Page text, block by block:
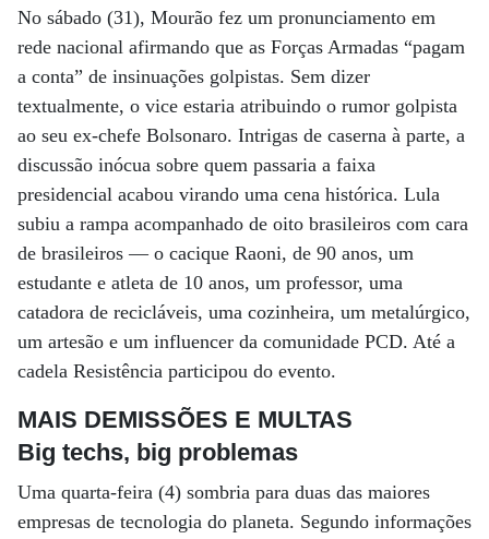
No sábado (31), Mourão fez um pronunciamento em
rede nacional afirmando que as Forças Armadas “pagam
a conta” de insinuações golpistas. Sem dizer
textualmente, o vice estaria atribuindo o rumor golpista
ao seu ex-chefe Bolsonaro. Intrigas de caserna à parte, a
discussão inócua sobre quem passaria a faixa
presidencial acabou virando uma cena histórica. Lula
subiu a rampa acompanhado de oito brasileiros com cara
de brasileiros — o cacique Raoni, de 90 anos, um
estudante e atleta de 10 anos, um professor, uma
catadora de recicláveis, uma cozinheira, um metalúrgico,
um artesão e um influencer da comunidade PCD. Até a
cadela Resistência participou do evento.
MAIS DEMISSÕES E MULTAS
Big techs, big problemas
Uma quarta-feira (4) sombria para duas das maiores
empresas de tecnologia do planeta. Segundo informações